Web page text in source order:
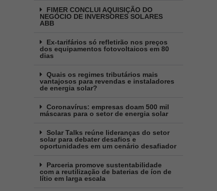
FIMER CONCLUI AQUISIÇÃO DO
NEGÓCIO DE INVERSORES SOLARES
ABB
Ex-tarifários só refletirão nos preços
dos equipamentos fotovoltaicos em 80
dias
Quais os regimes tributários mais
vantajosos para revendas e instaladores
de energia solar?
Coronavírus: empresas doam 500 mil
máscaras para o setor de energia solar
Solar Talks reúne lideranças do setor
solar para debater desafios e
oportunidades em um cenário desafiador
Parceria promove sustentabilidade
com a reutilização de baterias de íon de
lítio em larga escala